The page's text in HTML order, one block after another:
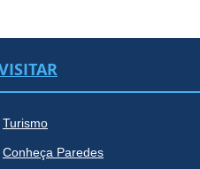
Turismo
Conheça Paredes